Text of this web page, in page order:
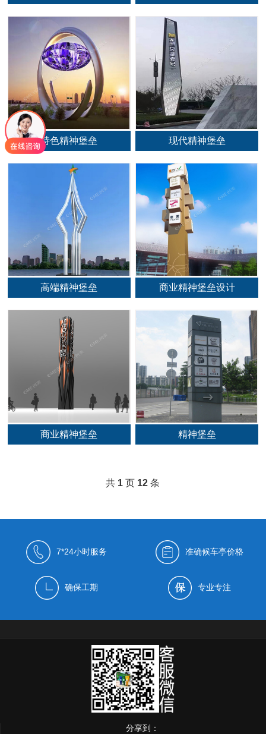
特色精神堡垒 现代精神堡垒
高端精神堡垒 商业精神堡垒设计
商业精神堡垒 精神堡垒
共 1 页 12 条
7*24小时服务 准确候车亭价格
确保工期 专业专注
分享到：